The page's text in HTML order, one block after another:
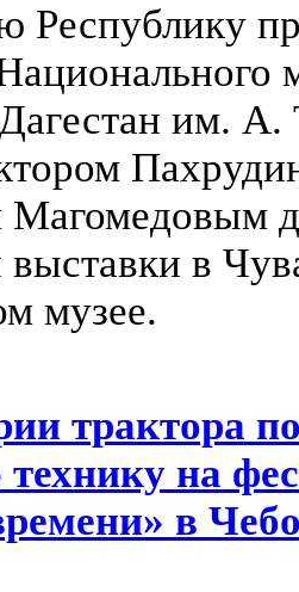
Республику
им. А.
выставки в
музее.
трактора
на
в